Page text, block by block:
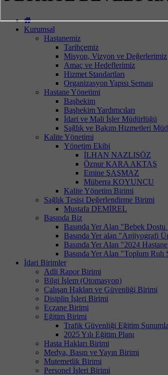
Kurumsal
Hastanemiz
Tarihçemiz
Misyon, Vizyon ve Değerlerimiz
Amaç ve Hedeflerimiz
Hizmet Standartları
Organizasyon Yapısı Şeması
Hastane Yönetimi
Başhekim
Başhekim Yardımcıları
İdari ve Mali İşler Müdürlüğü
Sağlık ve Bakım Hizmetleri
Kalite Yönetimi
Yönetim Ekibi
İLHAN NAZLISÖZ
Öznur KARA AKTAŞ
Emine ŞAŞMAZ
Müberra KOYUNCU
Kalite Yönetim Birimi
Sağlık Tesisi Değerlendirme Birimi
Mustafa DEMİREL
Basında Biz
Basında Yer Alan "Bebek
Basında Yer alan "Anjiyografi
Basında Yer Alan "2024
Basında Yer Alan "Toplum Ruh
İdari Birimler
Adli Rapor Birimi
Bilgi İşlem (Otomasyon)
Çalışan Hakları ve Güvenliği Birimi
Disiplin İşleri Birimi
Eczane Birimi
Eğitim Birimi
Trafik Güvenliği Eğitim
2025 Yılı Eğitim Planı
Hasta Hakları Birimi
Medya, Basın ve Yayın Birimi
Mutemetlik Birimi
Personel İşleri Birimi